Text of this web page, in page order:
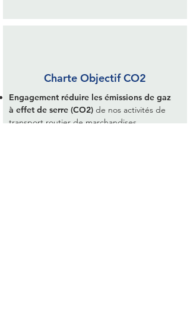
Charte Objectif CO2
Engagement réduire les émissions de gaz
à effet de serre (CO2) de nos activités de
transport routier de marchandises.